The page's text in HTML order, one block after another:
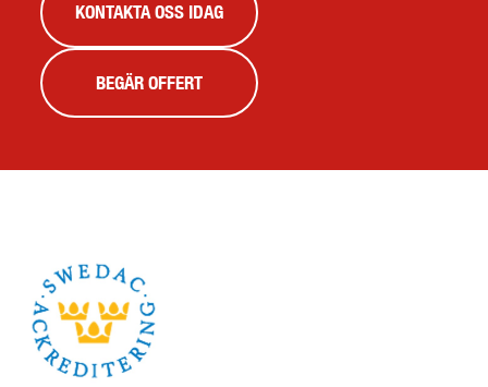
KONTAKTA OSS IDAG
BEGÄR OFFERT